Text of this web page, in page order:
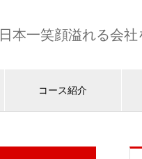
日本一笑顔溢れる会
コース紹介